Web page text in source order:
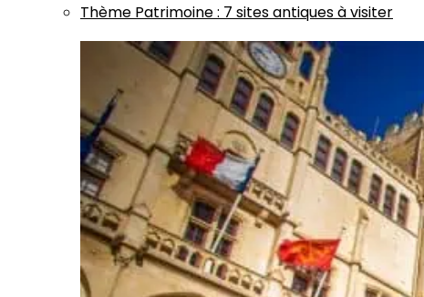
Thème Patrimoine: 7 sites antiques à visiter